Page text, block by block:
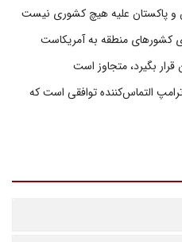
و پاکستان علیه هیچ کشوری نیست
کشورهای منطقه به آمریکاست
بگیرد، متجاوز است
التماس‌کننده توافقی است که